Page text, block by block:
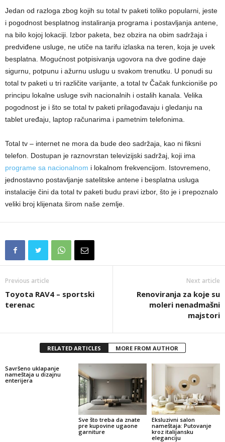
Jedan od razloga zbog kojih su total tv paketi toliko popularni, jeste
i pogodnost besplatnog instaliranja programa i postavljanja antene,
na bilo kojoj lokaciji. Izbor paketa, bez obzira na obim sadržaja i
predviđene usluge, ne utiče na tarifu izlaska na teren, koja je uvek
besplatna. Mogućnost potpisivanja ugovora na dve godine daje
sigurnu, potpunu i ažurnu uslugu u svakom trenutku. U ponudi su
total tv paketi u tri različite varijante, a total tv Čačak funkcioniše po
principu lokalne usluge svih nacionalnih i ostalih kanala. Velika
pogodnost je i što se total tv paketi prilagođavaju i gledanju na
tablet uređaju, laptop računarima i pametnim telefonima.
Total tv – internet ne mora da bude deo sadržaja, kao ni fiksni
telefon. Dostupan je raznovrstan televizijski sadržaj, koji ima
programe sa nacionalnom i lokalnom frekvencijom. Istovremeno,
jednostavno postavljanje satelitske antene i besplatna usluga
instalacije čini da total tv paketi budu pravi izbor, što je i prepoznalo
veliki broj klijenata širom naše zemlje.
Previous article
Toyota RAV4 – sportski
terenac
Next article
Renoviranja za koje su
moleri nenadmašni
majstori
RELATED ARTICLES MORE FROM AUTHOR
Savršeno uklapanje
nameštaja u dizajnu
enterijera
Sve što treba da znate
pre kupovine ugaone
garniture
Eksluzivni salon
nameštaja: Putovanje
kroz italijansku
eleganciju